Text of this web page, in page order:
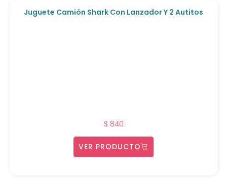
Juguete Camión Shark Con Lanzador Y 2 Autitos
$ 840
VER PRODUCTO